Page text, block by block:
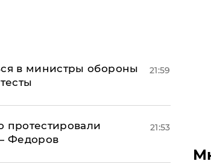
в министры обороны
21:59
Федоров
21:53